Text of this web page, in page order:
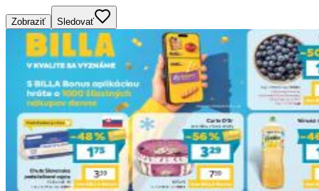
Zobraziť Sledovať